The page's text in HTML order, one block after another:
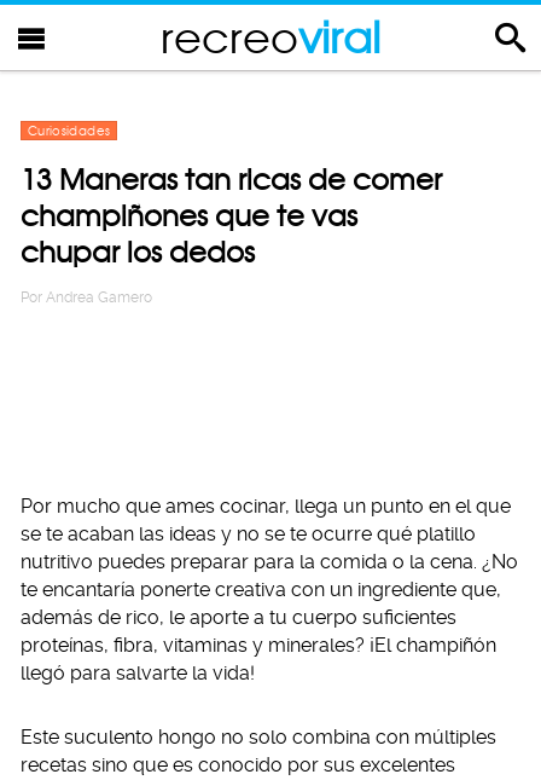
recreoviral
Curiosidades
13 Maneras tan ricas de comer
champiñones que te vas
chupar los dedos
Por Andrea Gamero
Por mucho que ames cocinar, llega un punto en el que
se te acaban las ideas y no se te ocurre qué platillo
nutritivo puedes preparar para la comida o la cena. ¿No
te encantaría ponerte creativa con un ingrediente que,
además de rico, le aporte a tu cuerpo suficientes
proteínas, fibra, vitaminas y minerales? ¡El champiñón
llegó para salvarte la vida!
Este suculento hongo no solo combina con múltiples
recetas sino que es conocido por sus excelentes